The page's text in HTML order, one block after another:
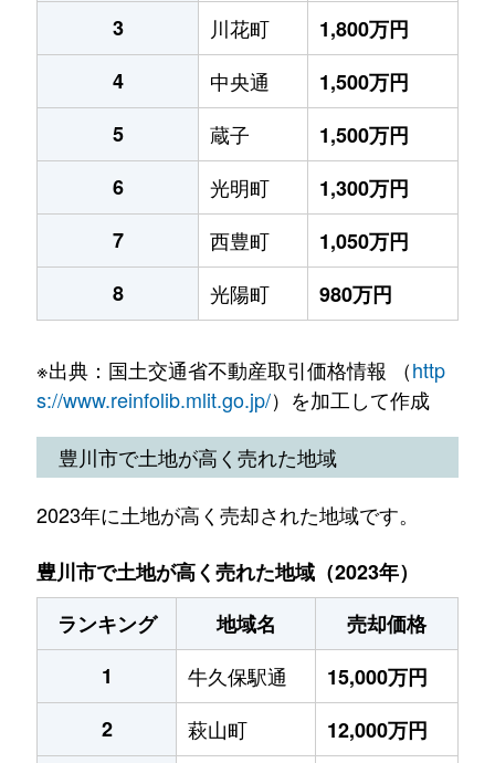
3
川花町
1,800万円
4
中央通
1,500万円
5
蔵子
1,500万円
6
光明町
1,300万円
7
西豊町
1,050万円
8
光陽町 980万円
※出典：国土交通省不動産取引価格情報 （http
s://www.reinfolib.mlit.go.jp/）を加工して作成
豊川市で土地が高く売れた地域
2023年に土地が高く売却された地域です。
豊川市で土地が高く売れた地域（2023年）
ランキング
地域名
売却価格
1
牛久保駅通
15,000万円
2
萩山町
12,000万円